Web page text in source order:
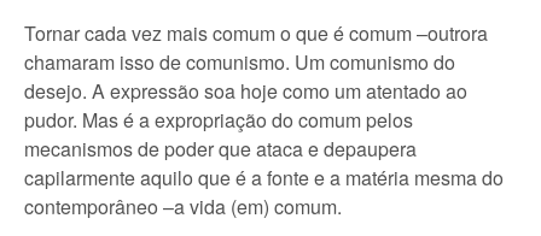
Tornar cada vez mais comum o que é comum –outrora
chamaram isso de comunismo. Um comunismo do
desejo. A expressão soa hoje como um atentado ao
pudor. Mas é a expropriação do comum pelos
mecanismos de poder que ataca e depaupera
capilarmente aquilo que é a fonte e a matéria mesma do
contemporâneo –a vida (em) comum.